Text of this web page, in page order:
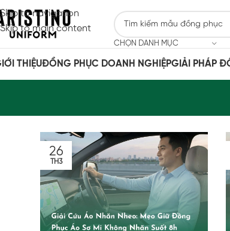
Skip to navigation
Skip to main content
CHỌN DANH MỤC
THIỆUĐỒNG PHỤC DOANH NGHIỆPGIẢI PHÁP
26
TH3